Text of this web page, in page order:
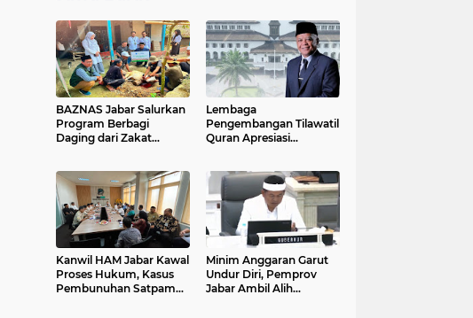
BAZNAS Jabar Salurkan
Program Berbagi
Daging dari Zakat
Purwakarta
Lembaga
Pengembangan Tilawatil
Quran Apresiasi
Langsung MTQ Jabar
Kanwil HAM Jabar Kawal
Proses Hukum, Kasus
Pembunuhan Satpam
Minim Anggaran Garut
Undur Diri, Pemprov
Jabar Ambil Alih